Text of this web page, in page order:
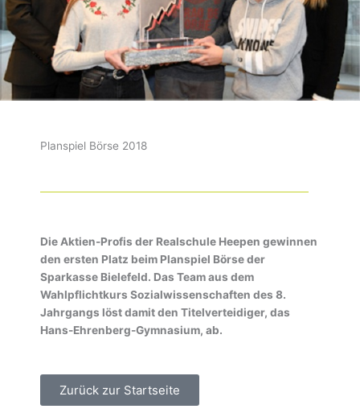
Planspiel Börse 2018
Die Aktien-Profis der Realschule Heepen gewinnen
den ersten Platz beim Planspiel Börse der
Sparkasse Bielefeld. Das Team aus dem
Wahlpflichtkurs Sozialwissenschaften des 8.
Jahrgangs löst damit den Titelverteidiger, das
Hans-Ehrenberg-Gymnasium, ab.
Zurück zur Startseite